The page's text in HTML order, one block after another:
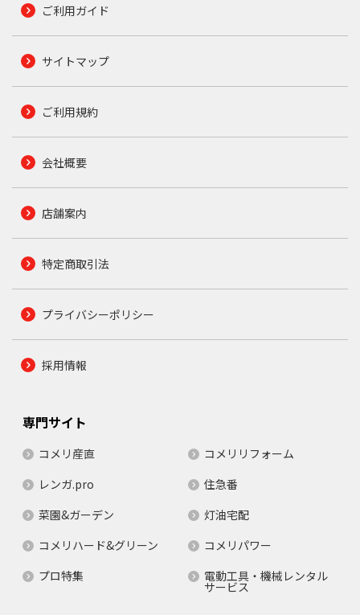
ご利用ガイド
サイトマップ
ご利用規約
会社概要
店舗案内
特定商取引法
プライバシーポリシー
採用情報
専門サイト
コメリ産直
コメリリフォーム
レンガ.pro
住急番
菜園&ガーデン
灯油宅配
コメリハード&グリーン
コメリパワー
プロ特集
電動工具・機械レンタル
サービス